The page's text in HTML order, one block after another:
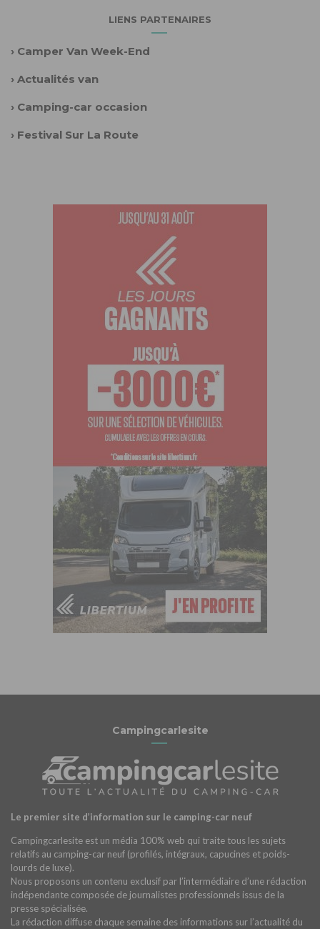
LIENS PARTENAIRES
› Camper Van Week-End
› Actualités van
› Camping-car occasion
› Festival Sur La Route
Campingcarlesite
Le premier site d’information sur le camping-car neuf
Campingcarlesite est un média 100% web qui traite tous les sujets
relatifs au camping-car neuf (profilés, intégraux, capucines et poids-
lourds de luxe).
Nous proposons un contenu exclusif par l’intermédiaire d’une rédaction
indépendante composée de journalistes professionnels issus de la
presse spécialisée.
La rédaction diffuse chaque semaine des informations sur l’actualité du